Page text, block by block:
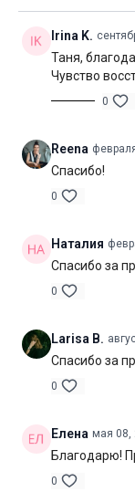
Цель:проработка
Специфика:
направленности
Нагрузка:средняя
Оборудование:
Irina K.
Таня,
Чувство
0
Reena
Спасибо!
0
Наталия
Спасибо за
0
Larisa B.
Спасибо за
0
Елена мая 08,
Благодарю!
0